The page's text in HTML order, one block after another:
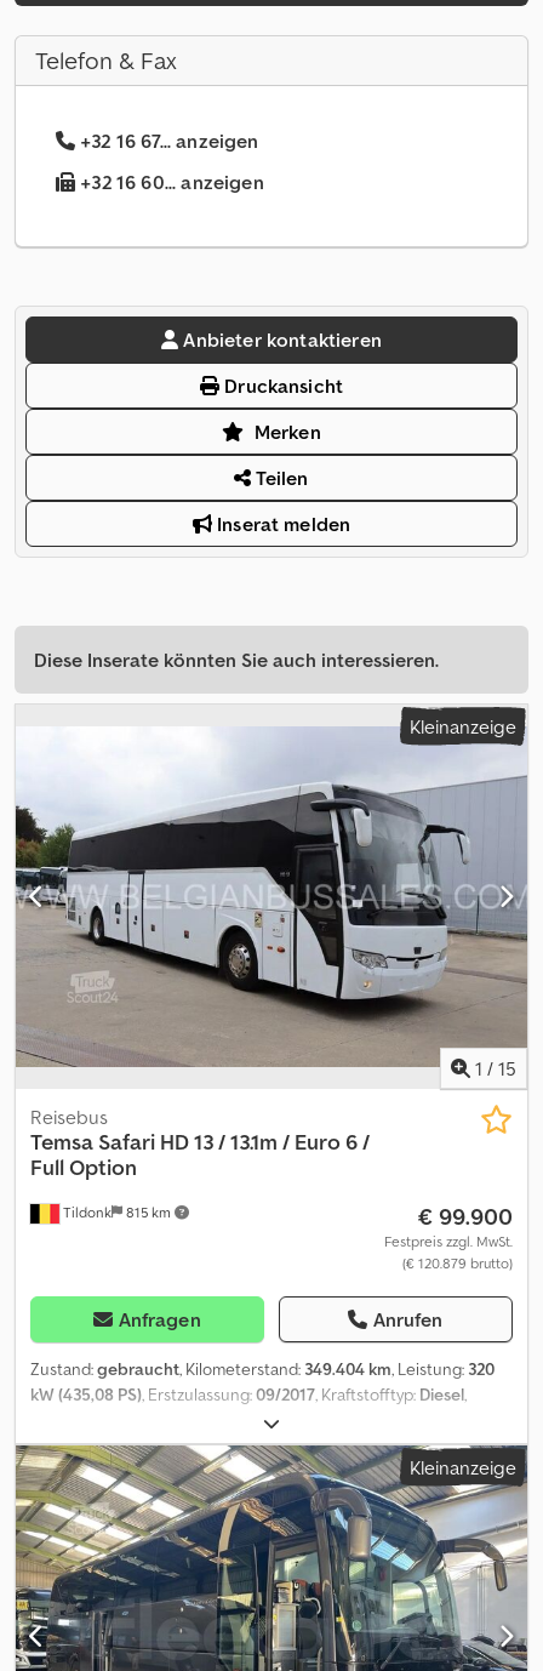
Telefon & Fax
+32 16 67... anzeigen
+32 16 60... anzeigen
Anbieter kontaktieren
Druckansicht
Merken
Teilen
Inserat melden
Diese Inserate könnten Sie auch interessieren.
Kleinanzeige
1 / 15
Tildonk 815 km
Reisebus
Temsa Safari HD 13 / 13.1m / Euro 6 /
Full Option
€ 99.900
Festpreis zzgl. MwSt.
(€ 120.879 brutto)
Anfragen Anrufen
Zustand:gebraucht, Kilometerstand: 349.404 km, Leistung: 320
kW (435,08 PS) , Erstzulassung:09/2017 , Kraftstofftyp: Diesel
, Getriebetyp:
Emissionsklasse:Euro6, Farbe:Sonstige, Bremsen:Retarder,
Baujahr:2017, Ausstattung:ABS, Klimaanlage, Tempomat, =
Weitere Optionen und Zubehör = Cjdpfjw Eixgjx Acijrf Sonstige -
Kühlschrank vorne - Schlafkabine - Toilette - Webasto Sonstiges -
Klimaanlage = Weitere Informationen = Höhe: 365 cm Schäden:
keines = Firmeninformationen = Wir sind ein internationales
Unternehmen mit Sitz in Belgien, in der Umgebung von Brüssel
(+/-20 km,). Belgian Bus Sales ist Ihr idealer Partner für den An-
und Verkauf von Gebrauchtbussen und verfügt über einen
Kleinanzeige